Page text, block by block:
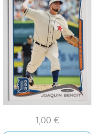
1,00 €